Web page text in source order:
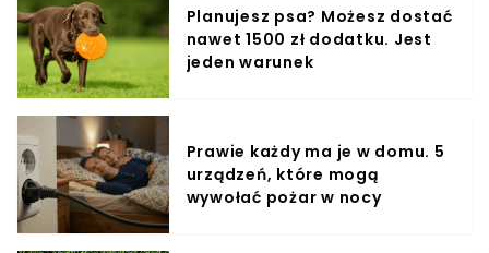
Planujesz psa? Możesz dostać
nawet 1500 zł dodatku. Jest
jeden warunek
Prawie każdy ma je w domu. 5
urządzeń, które mogą
wywołać pożar w nocy